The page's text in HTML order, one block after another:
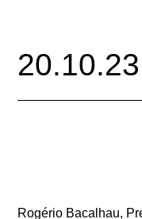
20.10.23
Rogério Bacalhau,